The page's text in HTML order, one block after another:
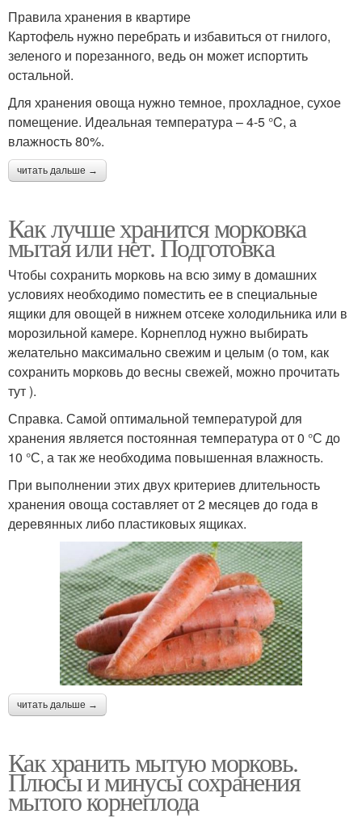
Правила хранения в квартире
Картофель нужно перебрать и избавиться от гнилого,
зеленого и порезанного, ведь он может испортить
остальной.
Для хранения овоща нужно темное, прохладное, сухое
помещение. Идеальная температура – 4-5 °C, а
влажность 80%.
читать дальше →
Как лучше хранится морковка
мытая или нет. Подготовка
Чтобы сохранить морковь на всю зиму в домашних
условиях необходимо поместить ее в специальные
ящики для овощей в нижнем отсеке холодильника или в
морозильной камере. Корнеплод нужно выбирать
желательно максимально свежим и целым (о том, как
сохранить морковь до весны свежей, можно прочитать
тут ).
Справка. Самой оптимальной температурой для
хранения является постоянная температура от 0 °С до
10 °С, а так же необходима повышенная влажность.
При выполнении этих двух критериев длительность
хранения овоща составляет от 2 месяцев до года в
деревянных либо пластиковых ящиках.
читать дальше →
Как хранить мытую морковь.
Плюсы и минусы сохранения
мытого корнеплода